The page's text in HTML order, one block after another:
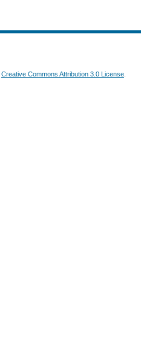
Creative Commons Attribution 3.0 License